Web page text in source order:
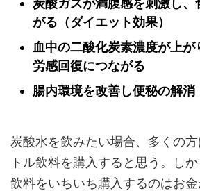
炭酸ガスが満腹感を刺激し、
がる（ダイエット効果）
血中の二酸化炭素濃度が上
労感回復につながる
腸内環境を改善し便秘の解消
炭酸水を飲みたい場合、多くの
トル飲料を購入すると思う。し
飲料をいちいち購入するのはお